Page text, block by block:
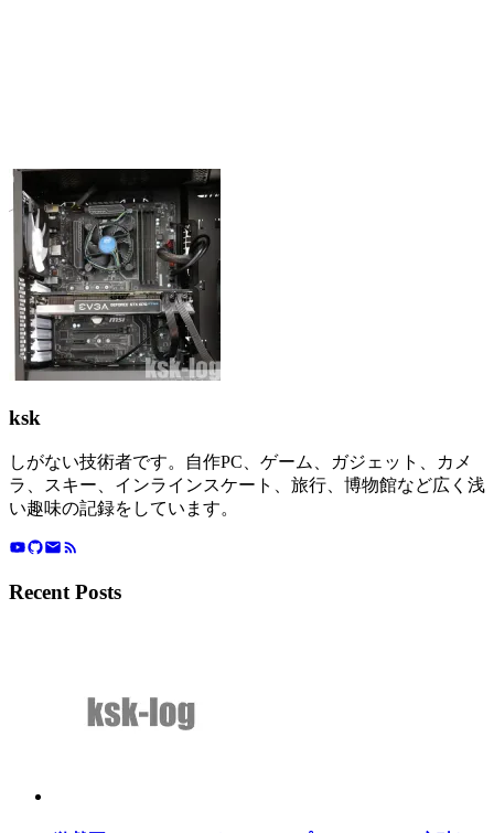
ksk
しがない技術者です。自作PC、ゲーム、ガジェット、カメ
ラ、スキー、インラインスケート、旅行、博物館など広く浅
い趣味の記録をしています。
Recent Posts